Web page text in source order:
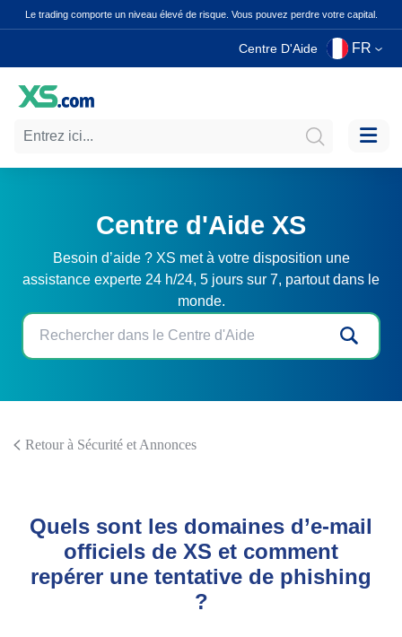
Le trading comporte un niveau élevé de risque. Vous pouvez perdre votre capital.
Centre D'Aide FR
Centre d'Aide XS
Besoin d’aide ? XS met à votre disposition une
assistance experte 24 h/24, 5 jours sur 7, partout dans le
monde.
Retour à Sécurité et Annonces
Quels sont les domaines d’e-mail
officiels de XS et comment
repérer une tentative de phishing
?